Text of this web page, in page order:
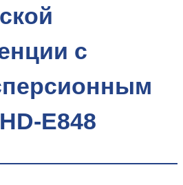
с
E848